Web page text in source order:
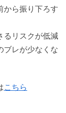
から振り下ろす
るリスクが低減
ブレが少なくな
こちら